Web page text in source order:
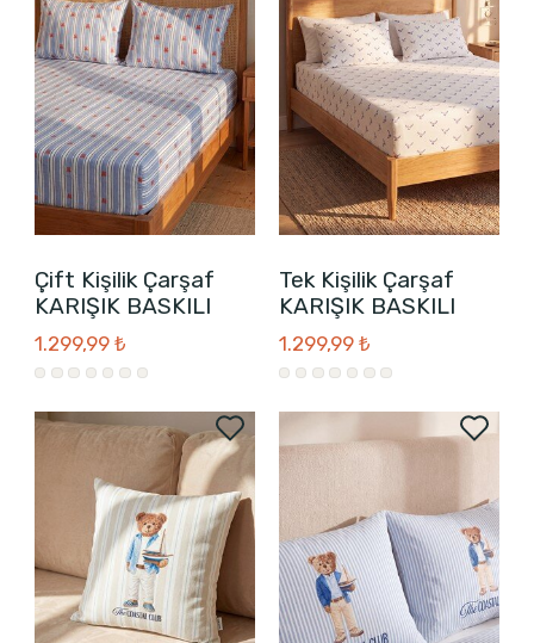
Çift Kişilik Çarşaf
KARIŞIK BASKILI
1.299,99 ₺
Tek Kişilik Çarşaf
KARIŞIK BASKILI
1.299,99 ₺